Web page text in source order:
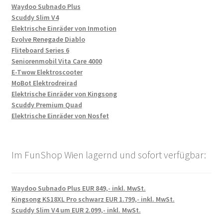
Waydoo Subnado Plus
Scuddy Slim V4
Elektrische Einräder von Inmotion
Evolve Renegade Diablo
Fliteboard Series 6
Seniorenmobil Vita Care 4000
E-Twow Elektroscooter
MoBot Elektrodreirad
Elektrische Einräder von Kingsong
Scuddy Premium Quad
Elektrische Einräder von Nosfet
Im FunShop Wien lagernd und sofort verfügbar:
Waydoo Subnado Plus EUR 849,- inkl. MwSt.
Kingsong KS18XL Pro schwarz EUR 1.799,- inkl. MwSt.
Scuddy Slim V4 um EUR 2.099,- inkl. MwSt.